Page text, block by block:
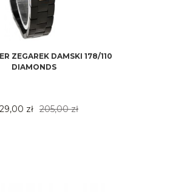
ZEGAREK DAMSKI 178/110
DIAMONDS
zł 205,00 zł